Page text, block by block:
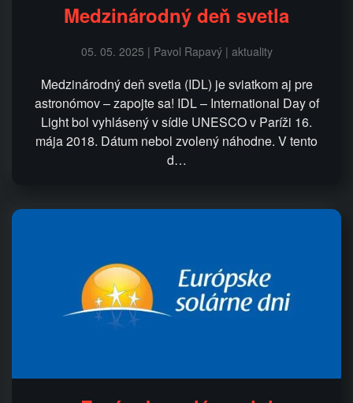
Medzinárodný deň svetla
05. 05. 2025 | Pavol Rapavý | aktuality
Medzinárodný deň svetla (IDL) je sviatkom aj pre
astronómov – zapojte sa! IDL – International Day of
Light bol vyhlásený v sídle UNESCO v Paríži 16.
mája 2018. Dátum nebol zvolený náhodne. V tento
d…